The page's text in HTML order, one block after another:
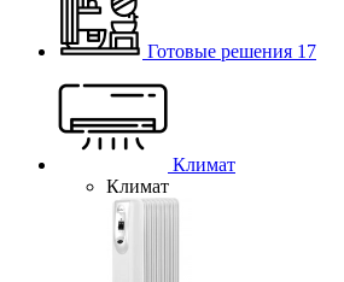
Готовые решения 17
Климат
Климат